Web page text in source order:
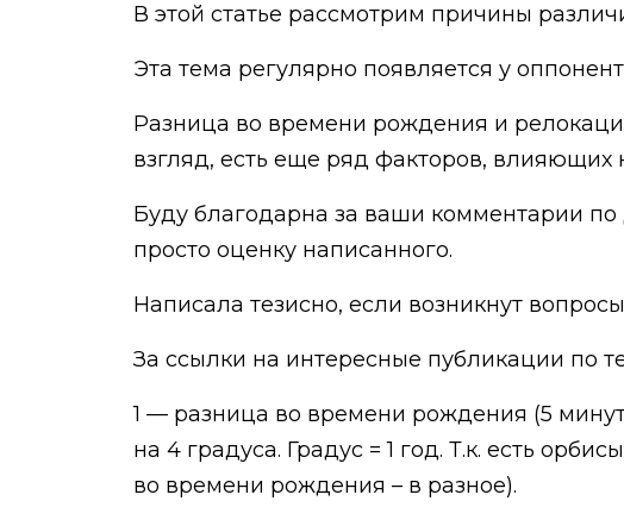
В этой статье рассмотрим причины
Эта тема регулярно появляется у
Разница во времени рождения и
взгляд, есть еще ряд факторов, влияющих
Буду благодарна за ваши комментарии
просто оценку написанного.
Написала тезисно, если возникнут
За ссылки на интересные публикации по
1 — разница во времени рождения (5
на 4 градуса. Градус = 1 год. Т.к. есть
во времени рождения – в разное).